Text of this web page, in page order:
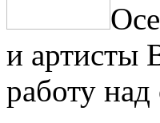
и артисты
работу